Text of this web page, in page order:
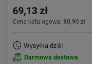
69,13 zł
Cena katalogowa: 80,90 zł
Wysyłka dziś!
Darmowa dostawa